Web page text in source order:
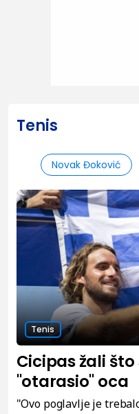
Tenis
Novak Đoković
Tenis
Cicipas žali
"otarasio" oca
"Ovo poglavlje je